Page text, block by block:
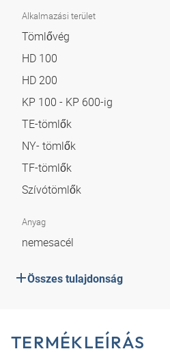
Alkalmazási terület
Tömlővég
HD 100
HD 200
KP 100 - KP 600-ig
TE-tömlők
NY- tömlők
TF-tömlők
Szívótömlők
Anyag
nemesacél
Összes tulajdonság
TERMÉKLEÍRÁS